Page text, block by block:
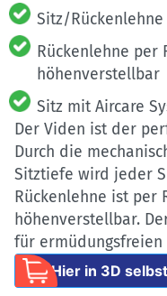
Sitz/
Rückenlehne per
höhenverstellbar
Sitz mit Aircare
Der Viden ist der
Durch die
Sitztiefe wird jeder
Rückenlehne ist per
höhenverstellbar.
für ermüdungsfreien
Hier in 3D